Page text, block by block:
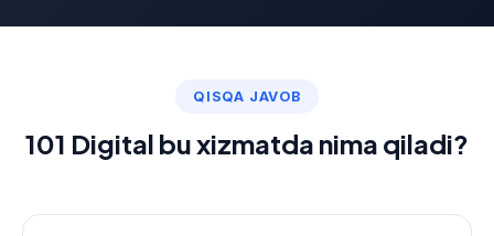
QISQA JAVOB
101 Digital bu xizmatda nima qiladi?